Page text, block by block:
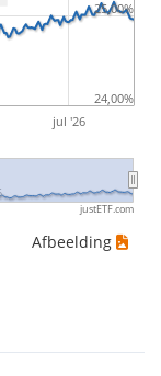
jul '26
24,00%
25,00%
justETF.com
Afbeelding